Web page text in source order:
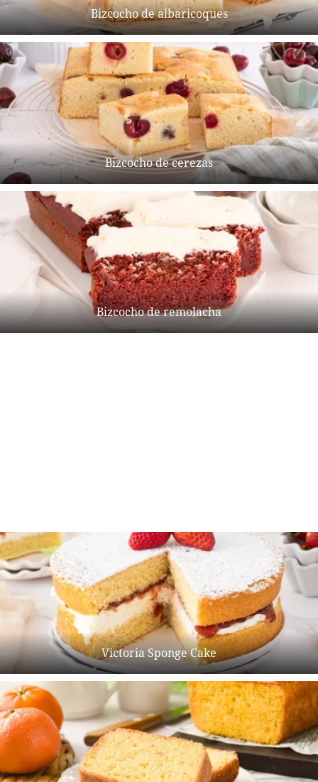
Bizcocho de albaricoques
Bizcocho de cerezas
Bizcocho de remolacha
Victoria Sponge Cake